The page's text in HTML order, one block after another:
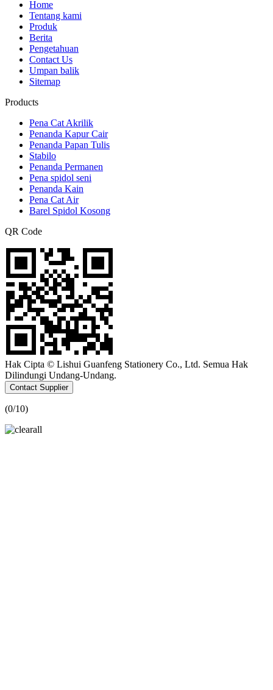
Home
Tentang kami
Produk
Berita
Pengetahuan
Contact Us
Umpan balik
Sitemap
Products
Pena Cat Akrilik
Penanda Kapur Cair
Penanda Papan Tulis
Stabilo
Penanda Permanen
Pena spidol seni
Penanda Kain
Pena Cat Air
Barel Spidol Kosong
QR Code
Hak Cipta © Lishui Guanfeng Stationery Co., Ltd. Semua Hak
Dilindungi Undang-Undang.
Contact Supplier
(0/10)